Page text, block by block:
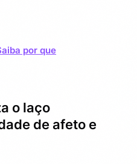
por que
o laço
de afeto e